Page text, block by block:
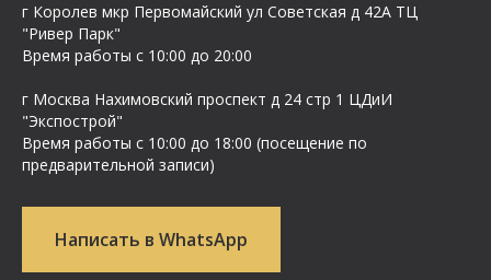
г Королев мкр Первомайский ул Cоветская д 42А ТЦ
"Ривер Парк"
Время работы с 10:00 до 20:00
г Москва Нахимовский проспект д 24 стр 1 ЦДиИ
"Экспострой"
Время работы с 10:00 до 18:00 (посещение по
предварительной записи)
Написать в WhatsApp